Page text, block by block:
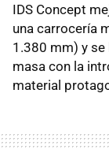
IDS Concept
una carrocería
1.380 mm) y se
masa con la
material